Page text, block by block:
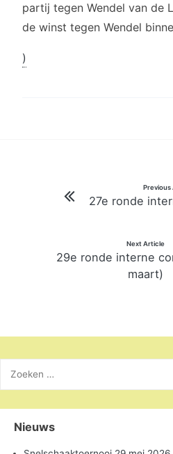
partij tegen Wendel van de
de winst tegen Wendel
)
navigatie
Previous
27e ronde
Next Article
29e ronde interne
maart)
naar:
Nieuws